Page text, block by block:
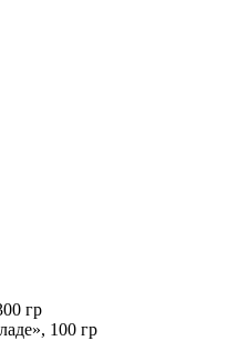
гр
100 гр